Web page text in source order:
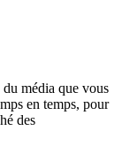
média que vous
en temps, pour
des